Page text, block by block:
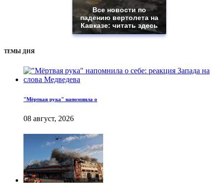
Все новости по
падению вертолета на
Кавказе: читать здесь
ТЕМЫ ДНЯ
"Мёртвая рука" напомнила о
08 август, 2026